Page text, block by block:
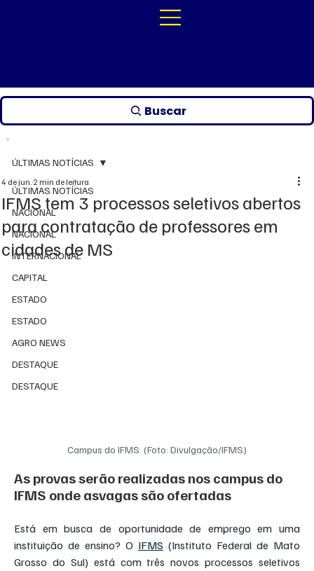
Buscar
ÚLTIMAS NOTÍCIAS
NACIONAL
NACIONAL
INTERNACIONAL
CAPITAL
ESTADO
ESTADO
AGRO NEWS
DESTAQUE
DESTAQUE
ÚLTIMAS NOTÍCIAS
IFMS tem 3 processos seletivos abertos
para contratação de professores em
cidades de MS
4 de jun.2 min de leitura
Campus do IFMS. (Foto: Divulgação/IFMS)
As provas serão realizadas nos campus do
IFMS onde asvagas são ofertadas
Está em busca de oportunidade de emprego em uma
instituição de ensino? O IFMS (Instituto Federal de Mato
Grosso do Sul) está com três novos processos seletivos